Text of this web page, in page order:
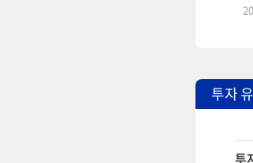
투자
투